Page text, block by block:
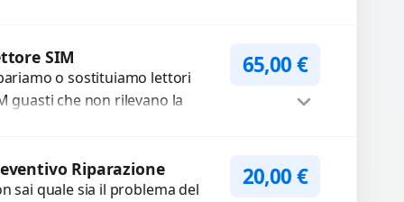
SIM
o sostituiamo lettori
guasti che non rilevano la
65,00€
Riparazione
sai quale sia il problema del
20,00€